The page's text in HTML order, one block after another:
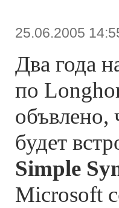
25.06.2005
Два года
по
будет
Simple
Microsoft